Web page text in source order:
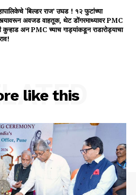
‘बिल्डर राज’ उघड ! १२ फुटांच्या
अवजड वाहतूक, थेट डोंगरमाथ्यावर PMC
कुऱ्हाड अन PMC च्याच गाड्यांकडून राडारोड्याचा
like this